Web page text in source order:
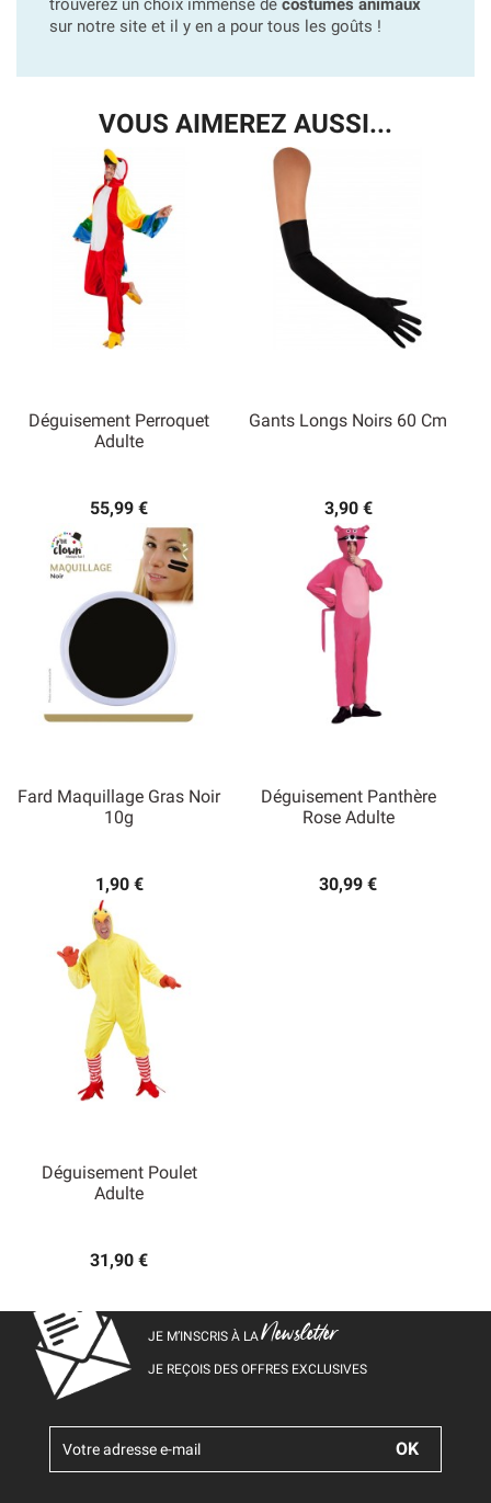
trouverez un choix immense de costumes animaux
sur notre site et il y en a pour tous les goûts !
VOUS AIMEREZ AUSSI...
Déguisement Perroquet
Adulte
55,99 €
Gants Longs Noirs 60 Cm
3,90 €
Fard Maquillage Gras Noir
10g
1,90 €
Déguisement Panthère
Rose Adulte
30,99 €
Déguisement Poulet
Adulte
31,90 €
JE M’INSCRIS À LANewsletter
JE REÇOIS DES OFFRES EXCLUSIVES